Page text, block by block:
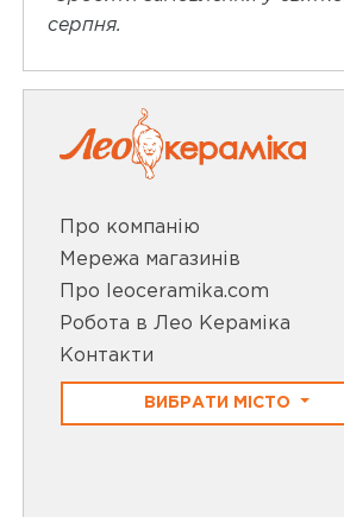
серпня.
Про компанію
Мережа магазинів
Про leoceramika.com
Робота в Лео Кераміка
Контакти
ВИБРАТИ МІСТО